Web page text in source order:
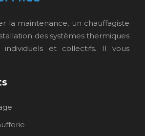
la maintenance, un chauffagiste
des systèmes thermiques
individuels et collectifs. Il vous